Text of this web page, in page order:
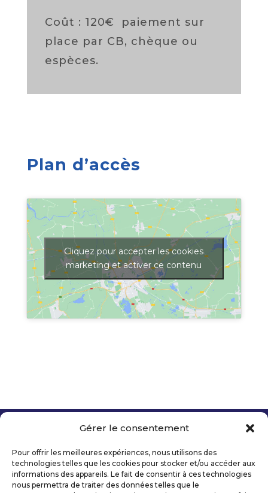
Gérer le consentement
Pour offrir les meilleures expériences, nous utilisons des
technologies telles que les cookies pour stocker et/ou accéder aux
informations des appareils. Le fait de consentir à ces technologies
nous permettra de traiter des données telles que le
Coût : 120€ paiement sur
place par CB, chèque ou
espèces.
Plan d’accès
Cliquez pour accepter les cookies
marketing et activer ce contenu
Mentions légales
Politique de confidentialité
Déclaration d’accessibilité numérique